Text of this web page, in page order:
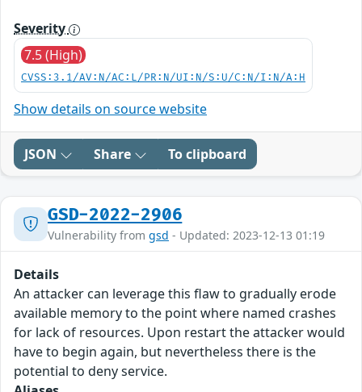
Severity
7.5 (High)
CVSS:3.1/AV:N/AC:L/PR:N/UI:N/S:U/C:N/I:N/A:H
Show details on source website
JSON Share To clipboard
GSD-2022-2906
Vulnerability from gsd - Updated: 2023-12-13 01:19
Details
An attacker can leverage this flaw to gradually erode
available memory to the point where named crashes
for lack of resources. Upon restart the attacker would
have to begin again, but nevertheless there is the
potential to deny service.